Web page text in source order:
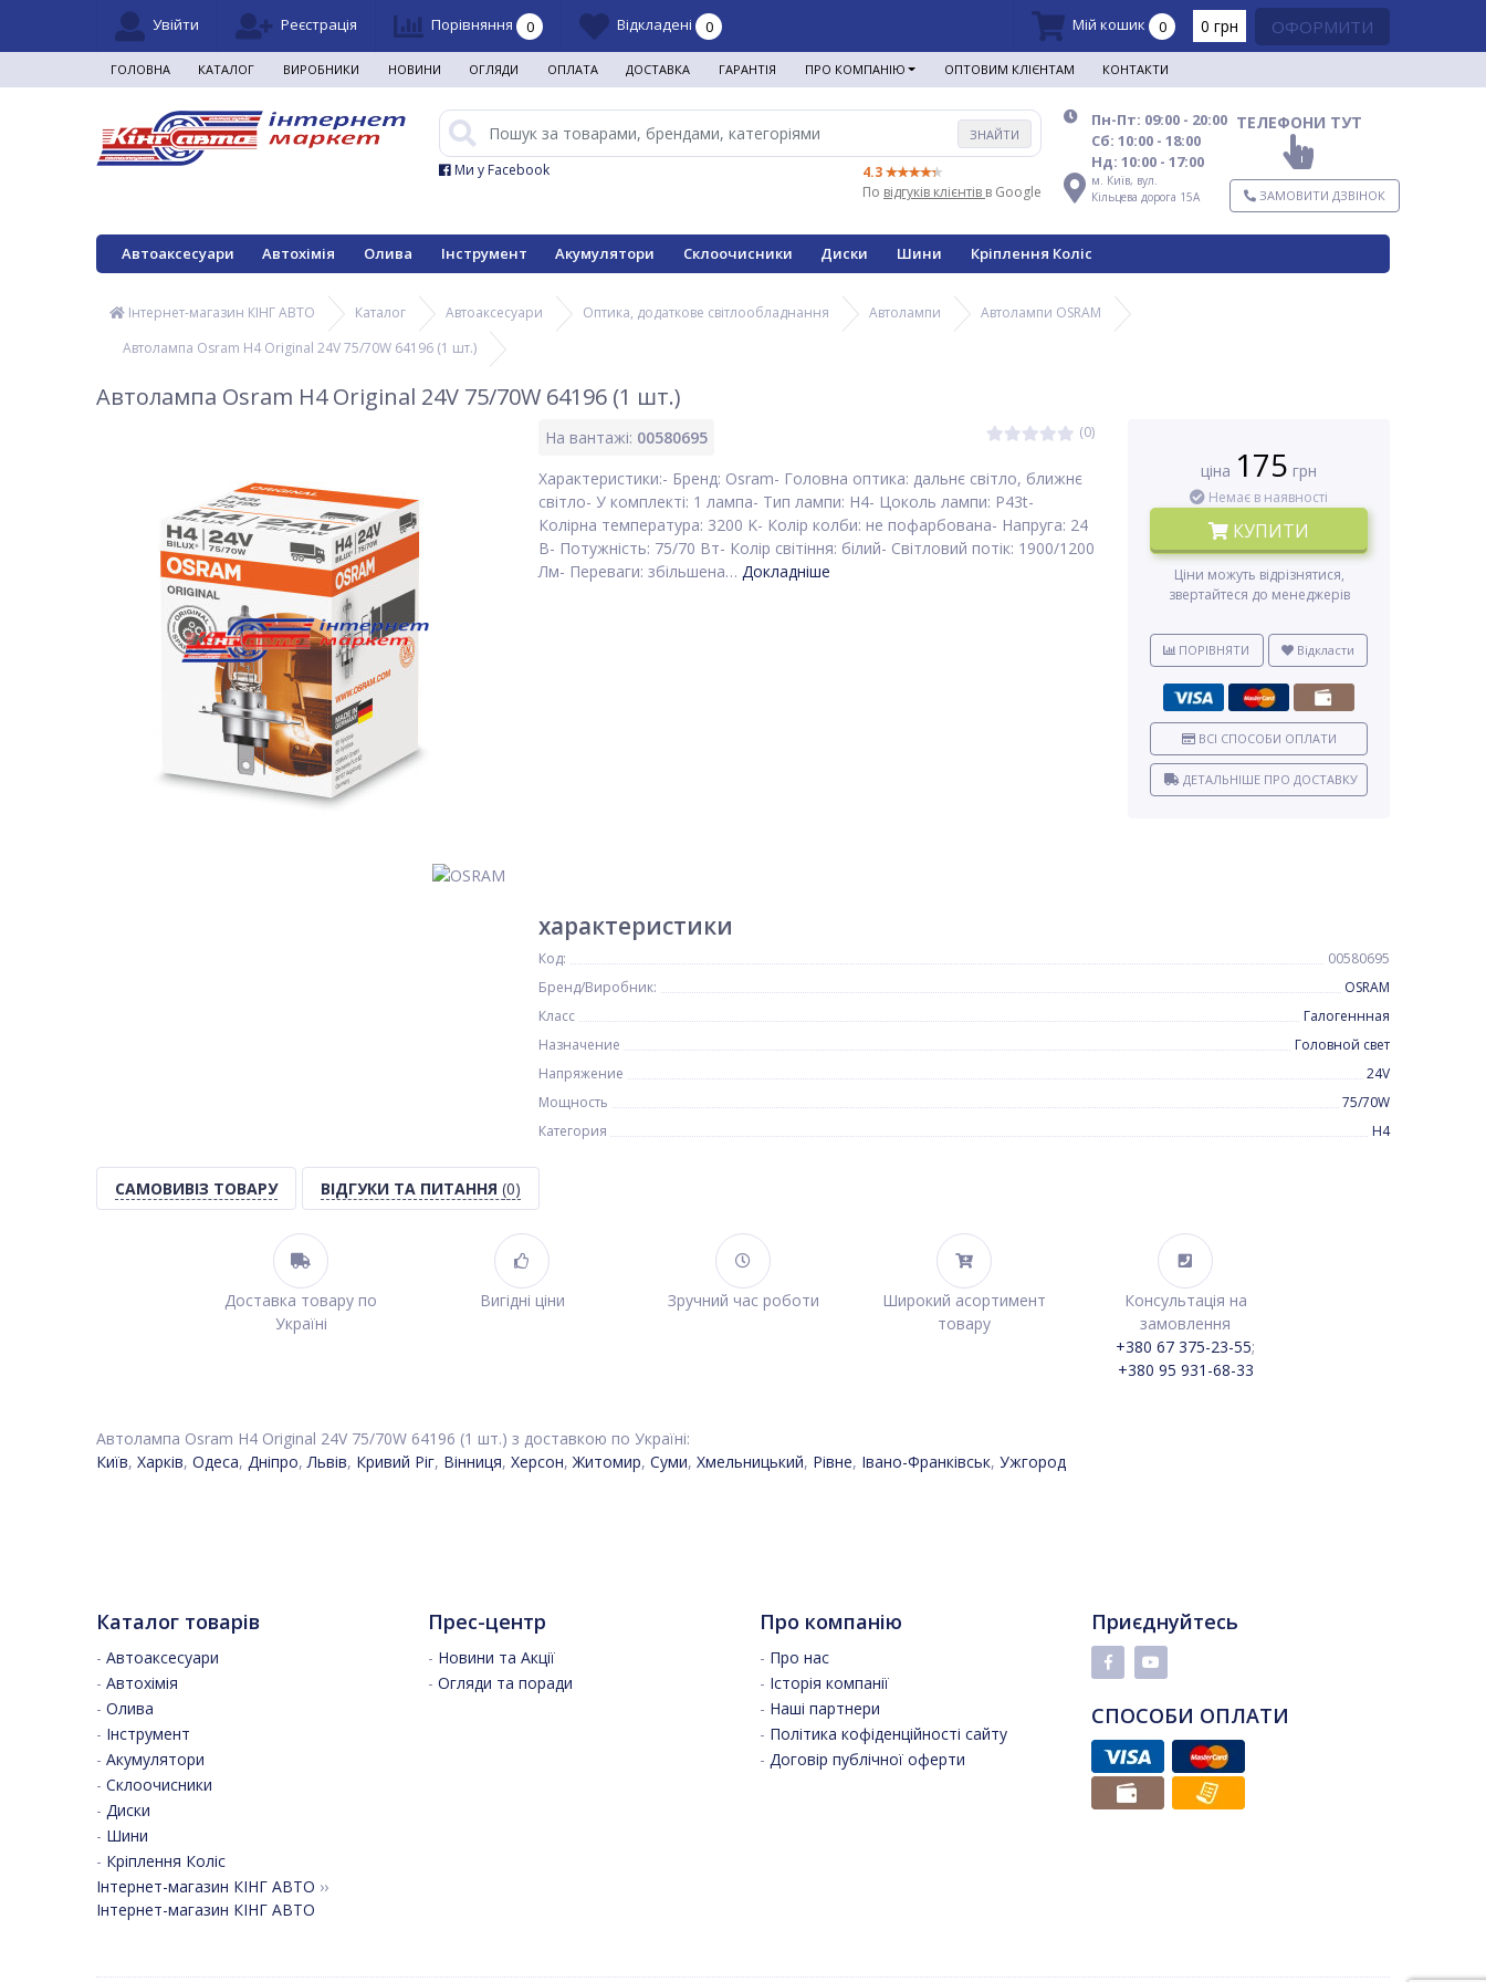
Увійти Реєстрація Порівняння 0 Відкладені 0 Мій кошик 0 0 грн ОФОРМИТИ
ГОЛОВНА КАТАЛОГ ВИРОБНИКИ НОВИНИ ОГЛЯДИ ОПЛАТА ДОСТАВКА ГАРАНТІЯ ПРО КОМПАНІЮ ОПТОВИМ КЛІЄНТАМ КОНТАКТИ
ЗНАЙТИ
4.3
По відгуків клієнтів в Google
Ми у Facebook
Пн-Пт: 09:00 - 20:00
Сб: 10:00 - 18:00
Нд: 10:00 - 17:00
м. Київ, вул.
Кільцева дорога 15А
ТЕЛЕФОНИ ТУТ
ЗАМОВИТИ ДЗВІНОК
Автоаксесуари Автохімія Олива Інструмент Акумулятори Склоочисники Диски Шини Кріплення Коліс
Інтернет-магазин КІНГ АВТО Каталог Автоаксесуари Оптика, додаткове світлообладнання Автолампи
Автолампи OSRAM
Автолампа Osram H4 Original 24V 75/70W 64196 (1 шт.)
Автолампа Osram H4 Original 24V 75/70W 64196 (1 шт.)
На вантажі: 00580695 (0)
Характеристики:- Бренд: Osram- Головна оптика: дальнє світло, ближнє
світло- У комплекті: 1 лампа- Тип лампи: H4- Цоколь лампи: P43t-
Колірна температура: 3200 K- Колір колби: не пофарбована- Напруга: 24
В- Потужність: 75/70 Вт- Колір світіння: білий- Світловий потік: 1900/1200
Лм- Переваги: збільшена… Докладніше
ціна 175 грн
Немає в наявності
КУПИТИ
Ціни можуть відрізнятися,
звертайтеся до менеджерів
ПОРІВНЯТИ Відкласти
ВСІ СПОСОБИ ОПЛАТИ
ДЕТАЛЬНІШЕ ПРО ДОСТАВКУ
характеристики
Код:
00580695
Бренд/Виробник:
OSRAM
Класс
Галогеннная
Назначение
Головной свет
Напряжение
24V
Мощность
75/70W
Категория
H4
САМОВИВІЗ ТОВАРУ ВІДГУКИ ТА ПИТАННЯ (0)
Доставка товару по
Україні
Вигідні ціни Зручний час роботи
Широкий асортимент
товару
Консультація на
замовлення
+380 67 375-23-55;
+380 95 931-68-33
Автолампа Osram H4 Original 24V 75/70W 64196 (1 шт.) з доставкою по Україні:
Київ, Харків, Одеса, Дніпро, Львів, Кривий Ріг, Вінниця, Херсон, Житомир, Суми, Хмельницький, Рівне, Івано-Франківськ, Ужгород
Каталог товарів
- Автоаксесуари
- Автохімія
- Олива
- Інструмент
- Акумулятори
- Склоочисники
- Диски
- Шини
- Кріплення Коліс
Інтернет-магазин КІНГ АВТО ››
Інтернет-магазин КІНГ АВТО
Прес-центр
- Новини та Акції
- Огляди та поради
Про компанію
- Про нас
- Історія компанії
- Наші партнери
- Політика кофіденційності сайту
- Договір публічної оферти
Приєднуйтесь
СПОСОБИ ОПЛАТИ